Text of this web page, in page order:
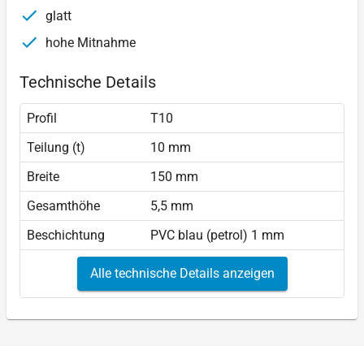
glatt
hohe Mitnahme
Technische Details
Profil
T10
Teilung (t)
10 mm
Breite
150 mm
Gesamthöhe
5,5 mm
Beschichtung
PVC blau (petrol) 1 mm
Alle technische Details anzeigen